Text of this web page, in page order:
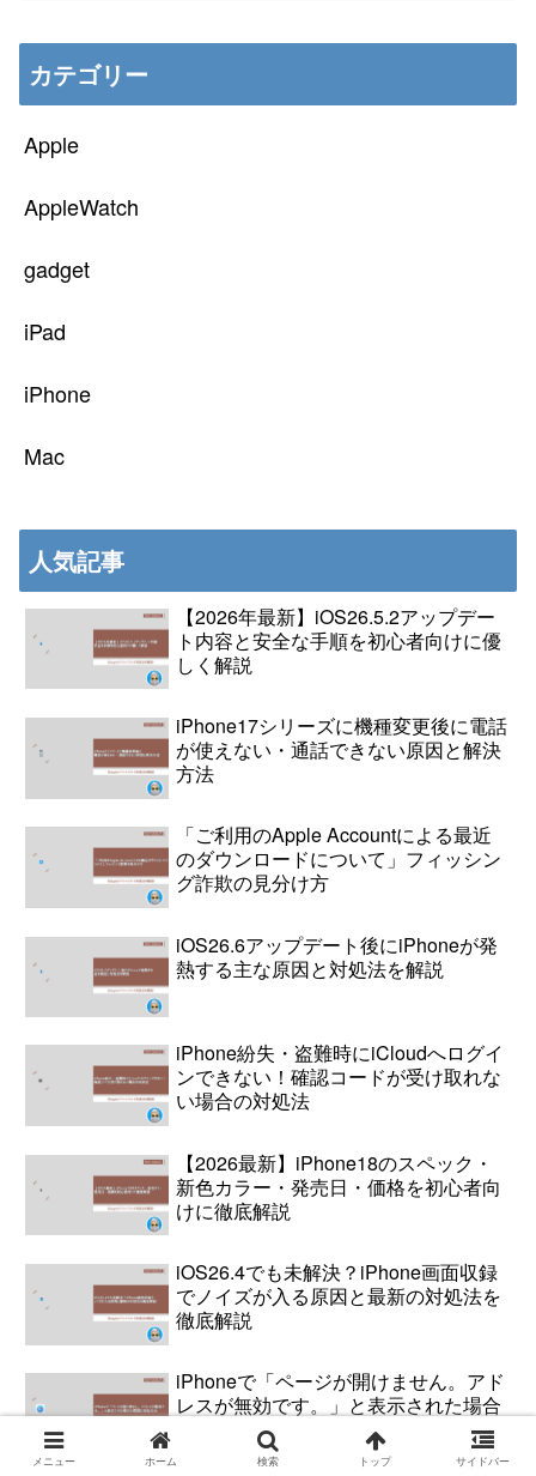
カテゴリー
Apple
AppleWatch
gadget
iPad
iPhone
Mac
人気記事
【2026年最新】iOS26.5.2アップデー
ト内容と安全な手順を初心者向けに優
しく解説
iPhone17シリーズに機種変更後に電話
が使えない・通話できない原因と解決
方法
「ご利用のApple Accountによる最近
のダウンロードについて」フィッシン
グ詐欺の見分け方
iOS26.6アップデート後にiPhoneが発
熱する主な原因と対処法を解説
iPhone紛失・盗難時にiCloudへログイ
ンできない！確認コードが受け取れな
い場合の対処法
【2026最新】iPhone18のスペック・
新色カラー・発売日・価格を初心者向
けに徹底解説
iOS26.4でも未解決？iPhone画面収録
でノイズが入る原因と最新の対処法を
徹底解説
iPhoneで「ページが開けません。アド
レスが無効です。」と表示された場合
の原因と対処方法
メニュー ホーム 検索 トップ サイドバー